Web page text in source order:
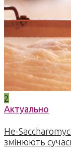
2
Актуально
Не-
змінюють